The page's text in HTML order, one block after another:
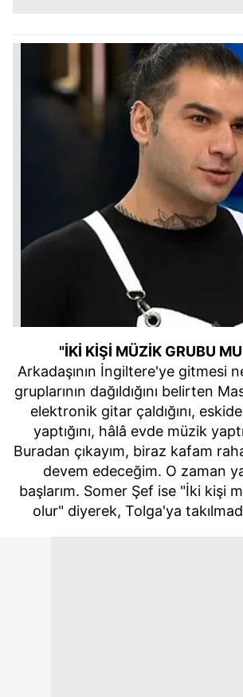
"İKİ KİŞİ MÜZİK GRUBU
Arkadaşının İngiltere'ye gitmesi
gruplarının dağıldığını belirten
elektronik gitar çaldığını,
yaptığını, hâlâ evde müzik
Buradan çıkayım, biraz kafam
devem edeceğim. O zaman
başlarım. Somer Şef ise "İki kişi
olur" diyerek, Tolga'ya